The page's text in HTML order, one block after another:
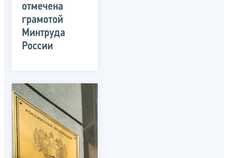
отмечена
грамотой
Минтруда
России